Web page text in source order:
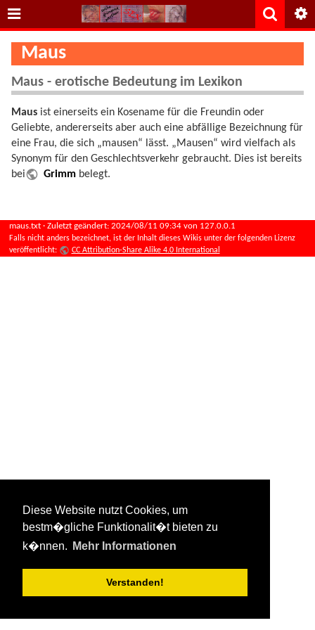
Diese Website nutzt Cookies, um
bestm�gliche Funktionalit�t bieten zu
k�nnen.
Mehr Informationen
Verstanden!
Maus
Maus - erotische Bedeutung im Lexikon
Maus ist einerseits ein Kosename für die Freundin oder
Geliebte, andererseits aber auch eine abfällige Bezeichnung für
eine Frau, die sich „mausen“ lässt. „Mausen“ wird vielfach als
Synonym für den Geschlechtsverkehr gebraucht. Dies ist bereits
bei
Grimm belegt.
maus.txt · Zuletzt geändert:2024/08/11 09:34 von 127.0.0.1
Falls nicht anders bezeichnet, ist der Inhalt dieses Wikis unter der folgenden Lizenz
veröffentlicht:
CC Attribution-Share Alike 4.0 International